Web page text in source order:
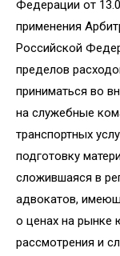
Федерации от
применения
Российской
пределов
приниматься во
на служебные
транспортных
подготовку
сложившаяся в
адвокатов,
о ценах на рынке
рассмотрения и